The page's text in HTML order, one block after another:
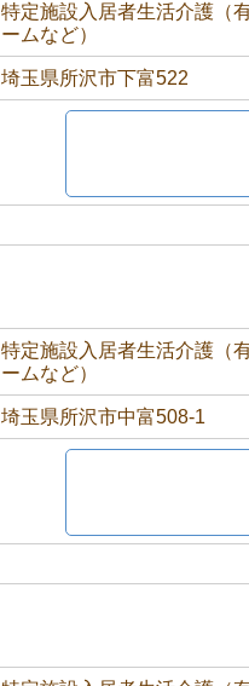
特定施設入居者生活介護（
ームなど）
埼玉県所沢市下富522
特定施設入居者生活介護（
ームなど）
埼玉県所沢市中富508-1